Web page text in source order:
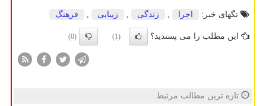
تگهای خبر:
اجرا زندگی زیبایی فرهنگ
این مطلب را می پسندید؟ (1)
(0)
تازه ترین مطالب مرتبط